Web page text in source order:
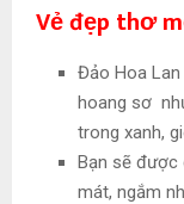
Vẻ đẹp thơ
Đảo Hoa
hoang sơ
trong xanh,
Bạn sẽ được
mát, ngắm